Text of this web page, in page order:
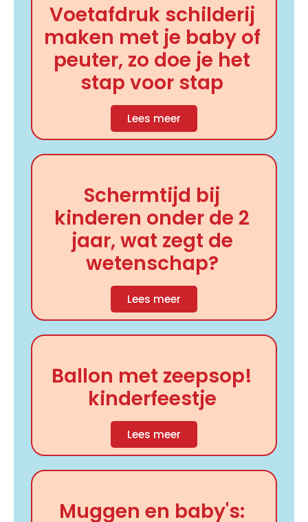
Voetafdruk schilderij
maken met je baby of
peuter, zo doe je het
stap voor stap
Lees meer
Schermtijd bij
kinderen onder de 2
jaar, wat zegt de
wetenschap?
Lees meer
Ballon met zeepsop!
kinderfeestje
Lees meer
Muggen en baby's: